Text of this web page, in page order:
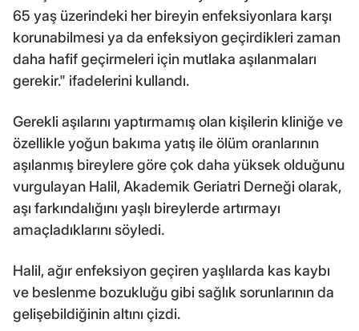
65 yaş üzerindeki her bireyin enfeksiyonlara karşı
korunabilmesi ya da enfeksiyon geçirdikleri zaman
daha hafif geçirmeleri için mutlaka aşılanmaları
gerekir." ifadelerini kullandı.
Gerekli aşılarını yaptırmamış olan kişilerin kliniğe ve
özellikle yoğun bakıma yatış ile ölüm oranlarının
aşılanmış bireylere göre çok daha yüksek olduğunu
vurgulayan Halil, Akademik Geriatri Derneği olarak,
aşı farkındalığını yaşlı bireylerde artırmayı
amaçladıklarını söyledi.
Halil, ağır enfeksiyon geçiren yaşlılarda kas kaybı
ve beslenme bozukluğu gibi sağlık sorunlarının da
gelişebildiğinin altını çizdi.